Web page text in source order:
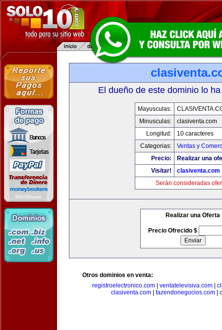
El dueño de este dominio lo
Mayusculas:
Minusculas:
clasiventa.com
Longitud:
10 caracteres
Categorias:
Ventas y
Precio:
Realizar una
Visitar!
clasiventa.com
Serán consideradas
Realizar una Oferta
Precio Ofrecido $
Otros dominios en venta:
registroelectronico.com
ventatelevisiva.com
clasiventa.com| fazendonegocios.com|